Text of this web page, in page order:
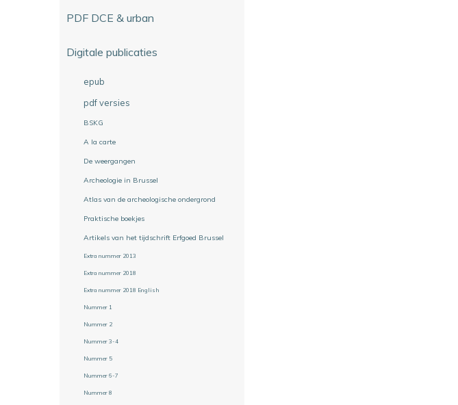
PDF DCE & urban
Digitale publicaties
epub
pdf versies
BSKG
A la carte
De weergangen
Archeologie in Brussel
Atlas van de archeologische ondergrond
Praktische boekjes
Artikels van het tijdschrift Erfgoed Brussel
Extra nummer 2013
Extra nummer 2018
Extra nummer 2018 English
Nummer 1
Nummer 2
Nummer 3-4
Nummer 5
Nummer 6-7
Nummer 8